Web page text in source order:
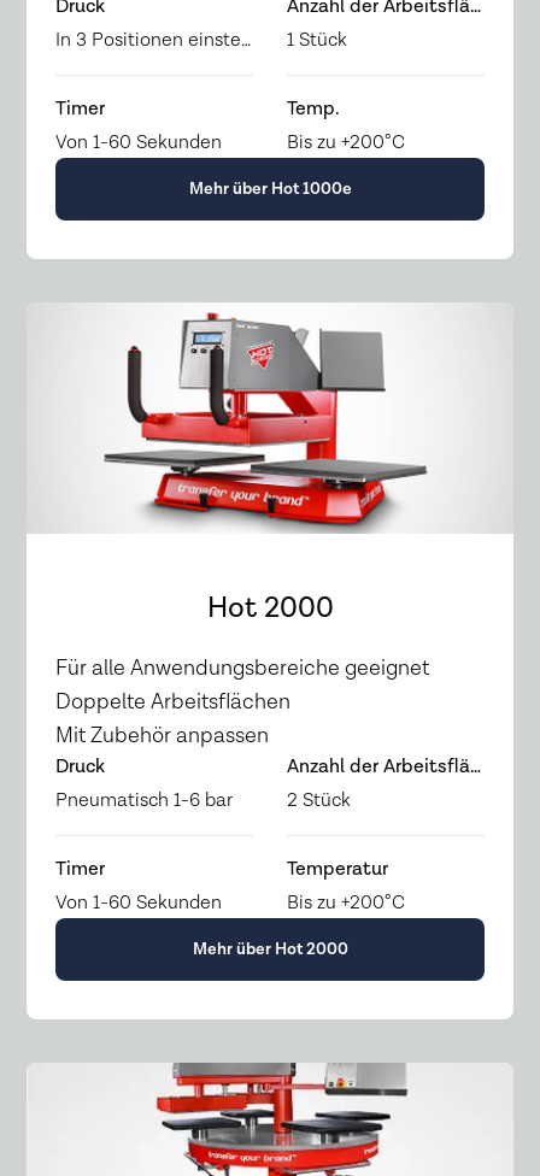
Druck
In 3 Positionen einstellbar
Anzahl der Arbeitsflächen
1 Stück
Timer
Von 1-60 Sekunden
Temp.
Bis zu +200°C
Mehr über Hot 1000e
Hot 2000
Für alle Anwendungsbereiche geeignet
Doppelte Arbeitsflächen
Mit Zubehör anpassen
Druck
Pneumatisch 1-6 bar
Anzahl der Arbeitsflächen
2 Stück
Timer
Von 1-60 Sekunden
Temperatur
Bis zu +200°C
Mehr über Hot 2000